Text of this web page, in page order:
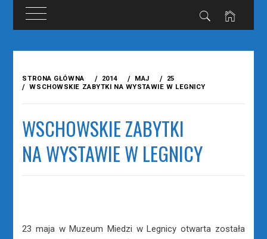
treści
STRONA GŁÓWNA 2014 MAJ
25
WSCHOWSKIE ZABYTKI NA WYSTAWIE W LEGNICY
WSCHOWSKIE ZABYTKI
NA WYSTAWIE W LEGNICY
23 maja w Muzeum Miedzi w Legnicy otwarta została